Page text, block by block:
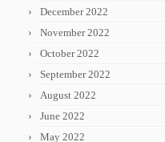
December 2022
November 2022
October 2022
September 2022
August 2022
June 2022
May 2022